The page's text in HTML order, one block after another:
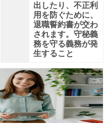
出したり、不正利
用を防ぐために、
退職誓約書が交わ
されます。守秘義
務を守る義務が発
生すること